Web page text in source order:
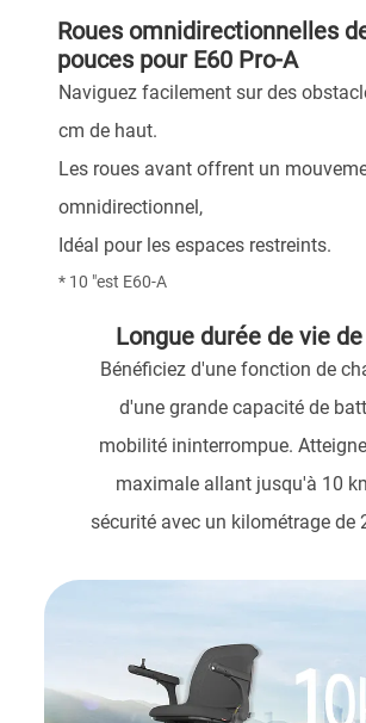
Roues omnidirectionnelles
pouces pour E60 Pro-A
Naviguez facilement sur des
cm de haut.
Les roues avant offrent un
omnidirectionnel,
Idéal pour les espaces restreints.
* 10 "est E60-A
Longue durée de vie
Bénéficiez d'une fonction de
d'une grande capacité de
mobilité ininterrompue.
maximale allant jusqu'à 10
sécurité avec un kilométrage de